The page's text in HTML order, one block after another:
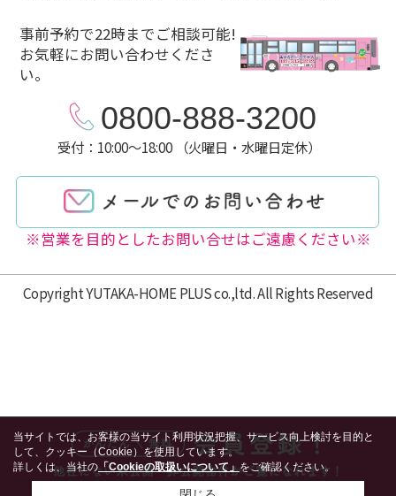
事前予約で22時までご相談可能!
お気軽にお問い合わせくださ
い。
0800-888-3200
受付：10:00～18:00 （火曜日・水曜日定休）
※営業を目的としたお問い合せはご遠慮ください※
Copyright YUTAKA-HOME PLUS co.,ltd. All Rights Reserved
当サイトでは、お客様の当サイト利用状況把握、サービス向上検討を目的と
して、クッキー（Cookie）を使用しています。
詳しくは、当社の「Cookieの取扱いについて」をご確認ください。